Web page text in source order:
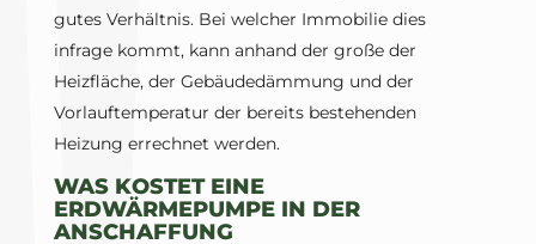
gutes Verhältnis. Bei welcher Immobilie dies
infrage kommt, kann anhand der große der
Heizfläche, der Gebäudedämmung und der
Vorlauftemperatur der bereits bestehenden
Heizung errechnet werden.
WAS KOSTET EINE
ERDWÄRMEPUMPE IN DER
ANSCHAFFUNG